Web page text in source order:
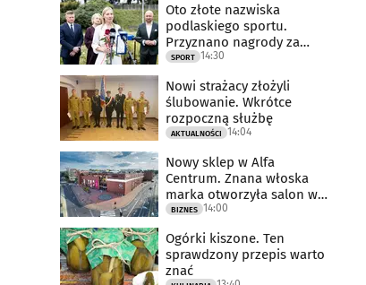
Oto złote nazwiska
podlaskiego sportu.
Przyznano nagrody za
2025 rok
SPORT 14:30
Nowi strażacy złożyli
ślubowanie. Wkrótce
rozpoczną służbę
AKTUALNOŚCI 14:04
Nowy sklep w Alfa
Centrum. Znana włoska
marka otworzyła salon w
Białymstoku
BIZNES 14:00
Ogórki kiszone. Ten
sprawdzony przepis warto
znać